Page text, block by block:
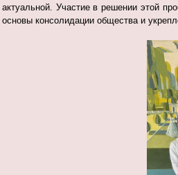
актуальной. Участие в решении этой
основы консолидации общества и